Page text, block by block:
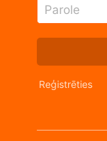
Parole
Reģistrēties